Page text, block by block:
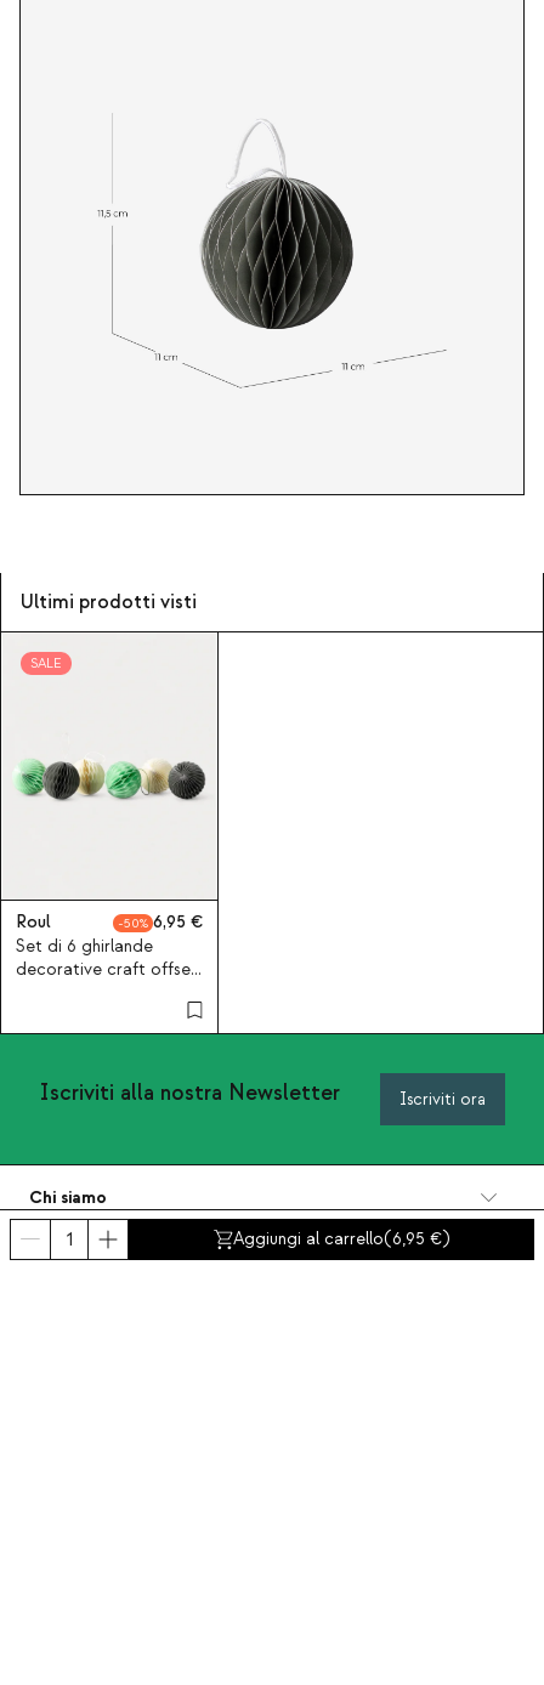
Aggiungi al carrello(6,95 )
Ultimi prodotti visti
SALE
Roul 50
6,95
Set di 6 ghirlande
decorative craft offset
Iscriviti alla nostra Newsletter Iscriviti ora
Chi siamo
Categorie
Contatto e aiuto